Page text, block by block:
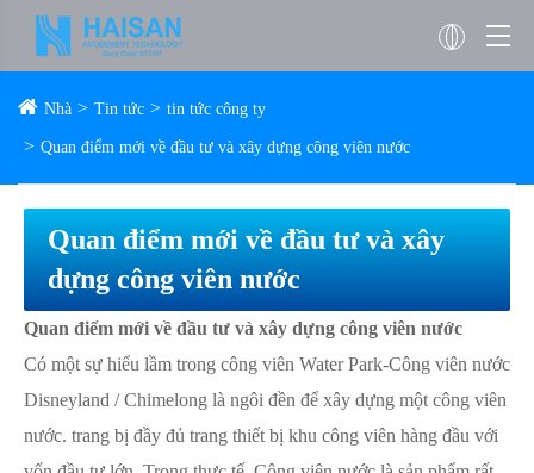
Nhà Tin tức tin tức công ty
Quan điểm mới về đầu tư và xây dựng công viên nước
Quan điểm mới về đầu tư và xây
dựng công viên nước
Quan điểm mới về đầu tư và xây dựng công viên nước
Có một sự hiểu lầm trong công viên Water Park-Công viên nước
Disneyland / Chimelong là ngôi đền để xây dựng một công viên
nước. trang bị đầy đủ trang thiết bị khu công viên hàng đầu với